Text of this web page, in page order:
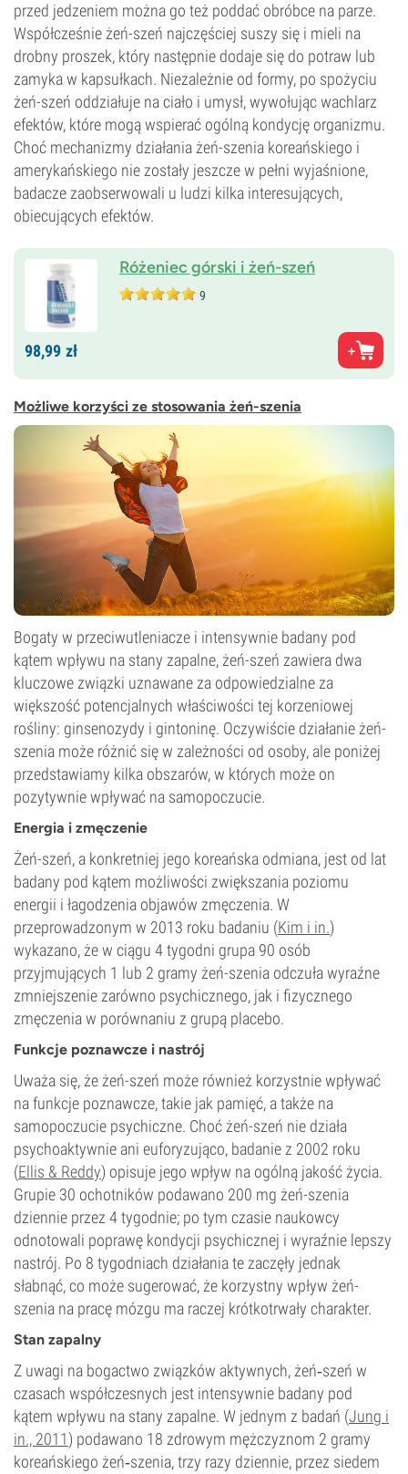
przed jedzeniem można go też poddać obróbce na parze.
Współcześnie żeń-szeń najczęściej suszy się i mieli na
drobny proszek, który następnie dodaje się do potraw lub
zamyka w kapsułkach. Niezależnie od formy, po spożyciu
żeń-szeń oddziałuje na ciało i umysł, wywołując wachlarz
efektów, które mogą wspierać ogólną kondycję organizmu.
Choć mechanizmy działania żeń-szenia koreańskiego i
amerykańskiego nie zostały jeszcze w pełni wyjaśnione,
badacze zaobserwowali u ludzi kilka interesujących,
obiecujących efektów.
Różeniec górski i żeń-szeń
9
98,99 zł
Możliwe korzyści ze stosowania żeń-szenia
Bogaty w przeciwutleniacze i intensywnie badany pod
kątem wpływu na stany zapalne, żeń-szeń zawiera dwa
kluczowe związki uznawane za odpowiedzialne za
większość potencjalnych właściwości tej korzeniowej
rośliny: ginsenozydy i gintoninę. Oczywiście działanie żeń-
szenia może różnić się w zależności od osoby, ale poniżej
przedstawiamy kilka obszarów, w których może on
pozytywnie wpływać na samopoczucie.
Energia i zmęczenie
Żeń-szeń, a konkretniej jego koreańska odmiana, jest od lat
badany pod kątem możliwości zwiększania poziomu
energii i łagodzenia objawów zmęczenia. W
przeprowadzonym w 2013 roku badaniu (Kim i in.)
wykazano, że w ciągu 4 tygodni grupa 90 osób
przyjmujących 1 lub 2 gramy żeń-szenia odczuła wyraźne
zmniejszenie zarówno psychicznego, jak i fizycznego
zmęczenia w porównaniu z grupą placebo.
Funkcje poznawcze i nastrój
Uważa się, że żeń-szeń może również korzystnie wpływać
na funkcje poznawcze, takie jak pamięć, a także na
samopoczucie psychiczne. Choć żeń-szeń nie działa
psychoaktywnie ani euforyzująco, badanie z 2002 roku
(Ellis & Reddy) opisuje jego wpływ na ogólną jakość życia.
Grupie 30 ochotników podawano 200 mg żeń-szenia
dziennie przez 4 tygodnie; po tym czasie naukowcy
odnotowali poprawę kondycji psychicznej i wyraźnie lepszy
nastrój. Po 8 tygodniach działania te zaczęły jednak
słabnąć, co może sugerować, że korzystny wpływ żeń-
szenia na pracę mózgu ma raczej krótkotrwały charakter.
Stan zapalny
Z uwagi na bogactwo związków aktywnych, żeń‑szeń w
czasach współczesnych jest intensywnie badany pod
kątem wpływu na stany zapalne. W jednym z badań (Jung i
in., 2011) podawano 18 zdrowym mężczyznom 2 gramy
koreańskiego żeń‑szenia, trzy razy dziennie, przez siedem